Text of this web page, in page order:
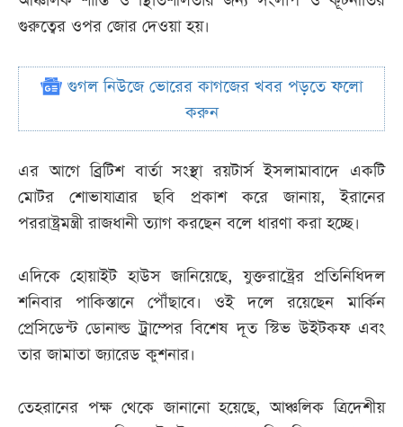
গুরুত্বের ওপর জোর দেওয়া হয়।
গুগল নিউজে ভোরের কাগজের খবর পড়তে ফলো
করুন
এর আগে ব্রিটিশ বার্তা সংস্থা রয়টার্স ইসলামাবাদে একটি
মোটর শোভাযাত্রার ছবি প্রকাশ করে জানায়, ইরানের
পররাষ্ট্রমন্ত্রী রাজধানী ত্যাগ করছেন বলে ধারণা করা হচ্ছে।
এদিকে হোয়াইট হাউস জানিয়েছে, যুক্তরাষ্ট্রের প্রতিনিধিদল
শনিবার পাকিস্তানে পৌঁছাবে। ওই দলে রয়েছেন মার্কিন
প্রেসিডেন্ট ডোনাল্ড ট্রাম্পের বিশেষ দূত স্টিভ উইটকফ এবং
তার জামাতা জ্যারেড কুশনার।
তেহরানের পক্ষ থেকে জানানো হয়েছে, আঞ্চলিক ত্রিদেশীয়